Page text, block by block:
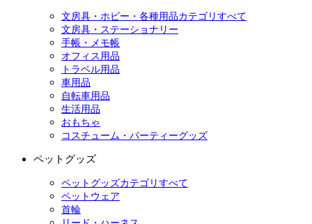
文房具・ホビー・各種用品カテゴリすべて
文房具・ステーショナリー
手帳・メモ帳
オフィス用品
トラベル用品
車用品
自転車用品
生活用品
おもちゃ
コスチューム・パーティーグッズ
ペットグッズ
ペットグッズカテゴリすべて
ペットウェア
首輪